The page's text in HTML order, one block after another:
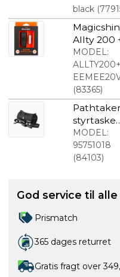
black(
Allty 200
Seemee
v2
MODEL:
(83365)
Pathtaker
styrtaske
de sort
MODEL:
95751018
(84103)
God service til
Prismatch
365 dages returret
Gratis fragt over